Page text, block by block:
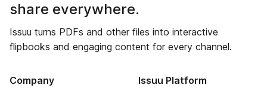
share everywhere.
Issuu turns PDFs and other files into interactive
flipbooks and engaging content for every channel.
Company Issuu Platform